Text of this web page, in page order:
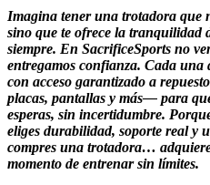
Imagina tener una trotadora que
sino que te ofrece la tranquilidad
siempre. En SacrificeSports no
entregamos confianza. Cada una
con acceso garantizado a
placas, pantallas y más— para
esperas, sin incertidumbre.
eliges durabilidad, soporte real y
compres una trotadora…
momento de entrenar sin límites.